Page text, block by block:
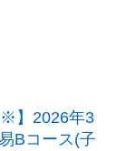
※】2026年3
Bコース(子